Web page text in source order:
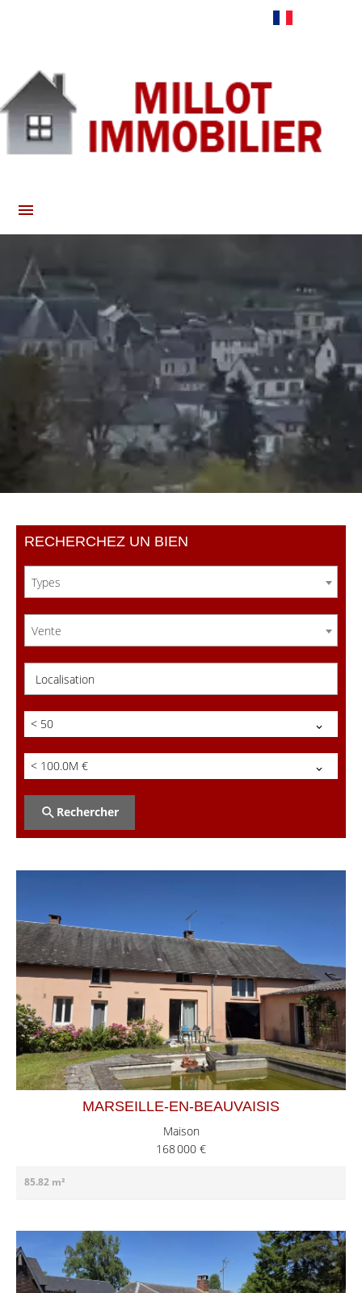
RECHERCHEZ UN BIEN
Types
Vente
Localisation
< 50
< 100.0M €
Rechercher
MARSEILLE-EN-BEAUVAISIS
Maison
168 000 €
85.82 m²